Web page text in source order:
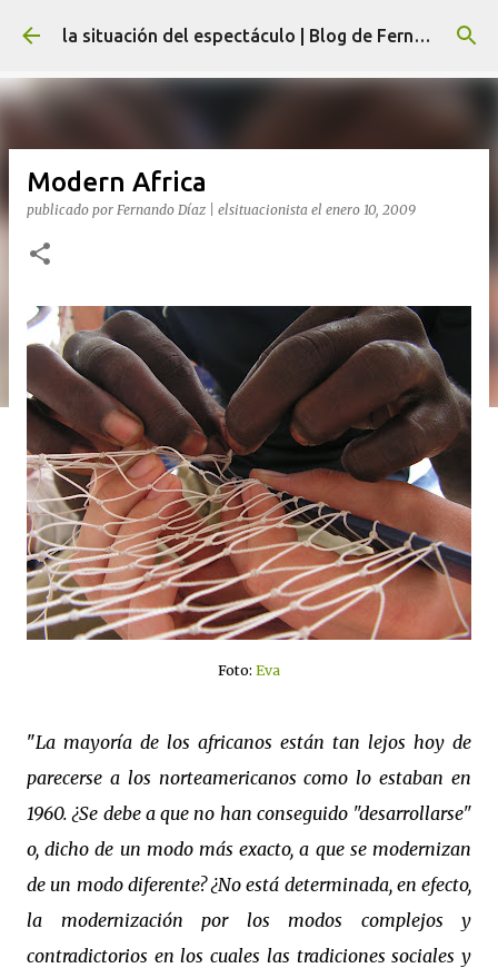
Ir al contenido principal la situación del espectáculo | Blog de Fernando Díaz
Modern Africa
publicado por Fernando Díaz | elsituacionista el enero 10, 2009
Foto: Eva
"La mayoría de los africanos están tan lejos hoy de
parecerse a los norteamericanos como lo estaban en
1960. ¿Se debe a que no han conseguido "desarrollarse"
o, dicho de un modo más exacto, a que se modernizan
de un modo diferente? ¿No está determinada, en efecto,
la modernización por los modos complejos y
contradictorios en los cuales las tradiciones sociales y